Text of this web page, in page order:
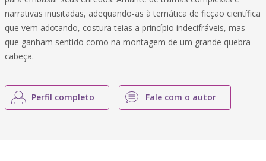
narrativas inusitadas, adequando-as à temática de ficção científica
que vem adotando, costura teias a princípio indecifráveis, mas
que ganham sentido como na montagem de um grande quebra-
cabeça.
Perfil completo Fale com o autor